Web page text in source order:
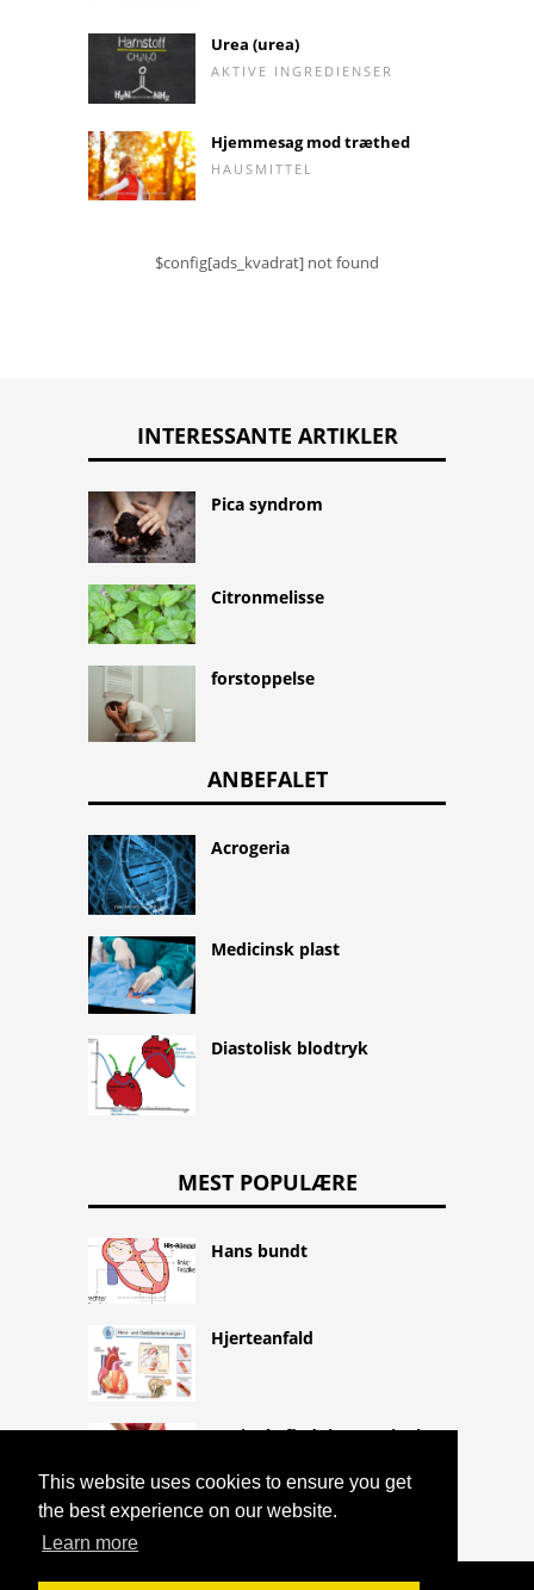
This website uses cookies to ensure you get
the best experience on our website.
Learn more
Urea (urea)
AKTIVE INGREDIENSER
Hjemmesag mod træthed
HAUSMITTEL
$config[ads_kvadrat] not found
INTERESSANTE ARTIKLER
Pica syndrom
Citronmelisse
forstoppelse
ANBEFALET
Acrogeria
Medicinsk plast
Diastolisk blodtryk
MEST POPULÆRE
Hans bundt
Hjerteanfald
Vaginal afladning, vaginal
betændelse